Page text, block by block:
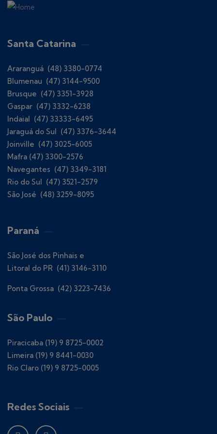
Santa Catarina
Araranguá (48) 3380-0774
Blumenau (47) 3144-9500
Brusque (47) 3351-3928
Gaspar (47) 3332-6238
Indaial (47) 33333-6495
Jaraguá do Sul (47) 3376-3644
Joinville (47) 3025-6005
Mafra (47) 3300-2576
Navegantes (47) 3349-3181
Rio do Sul (47) 3521-2579
São José (48) 3259-8095
Paraná
São José dos Pinhais e
Litoral do PR (41) 3146-3110
Ponta Grossa (42) 3223-7436
São Paulo
Piracicaba (19) 9 8725-0002
Limeira (19) 9 8441-0030
Rio Claro (19) 9 8725-0005
Redes Sociais